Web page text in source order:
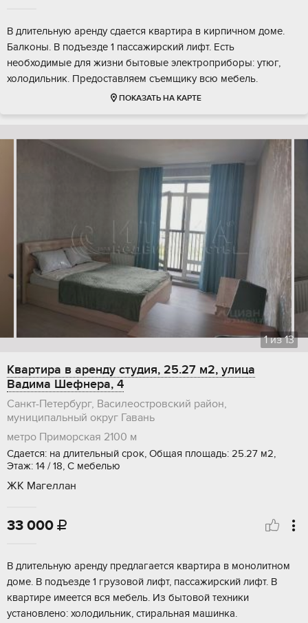
В длительную аренду сдается квартира в кирпичном доме.
Балконы. В подъезде 1 пассажирский лифт. Есть
необходимые для жизни бытовые электроприборы: утюг,
холодильник. Предоставляем съемщику всю мебель.
ПОКАЗАТЬ НА КАРТЕ
1из13
Квартира в аренду студия, 25.27 м2, улица
Вадима Шефнера, 4
Санкт-Петербург, Василеостровский район,
муниципальный округ Гавань
метро Приморская 2100 м
Сдается: на длительный срок, Общая площадь: 25.27 м2,
Этаж: 14 / 18, С мебелью
ЖК Магеллан
33 000 
В длительную аренду предлагается квартира в монолитном
доме. В подъезде 1 грузовой лифт, пассажирский лифт. В
квартире имеется вся мебель. Из бытовой техники
установлено: холодильник, стиральная машинка.